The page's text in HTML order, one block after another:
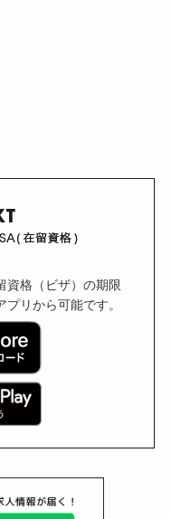
資格（ビザ）の期限
リから可能です。